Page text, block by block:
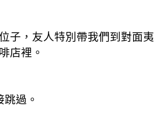
子，友人特別帶我們到對面夷
店裡。
過。